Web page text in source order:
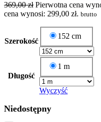
369,00zł Pierwotna cena
cena wynosi: 299,00 zł. brutto
Szerokość
152 cm
Długość
1 m
Wyczyść
Niedostępny